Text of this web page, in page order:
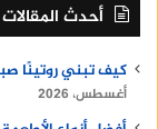
أحدث المقالات
كيف تبني روتينًا
أغسطس، 2026